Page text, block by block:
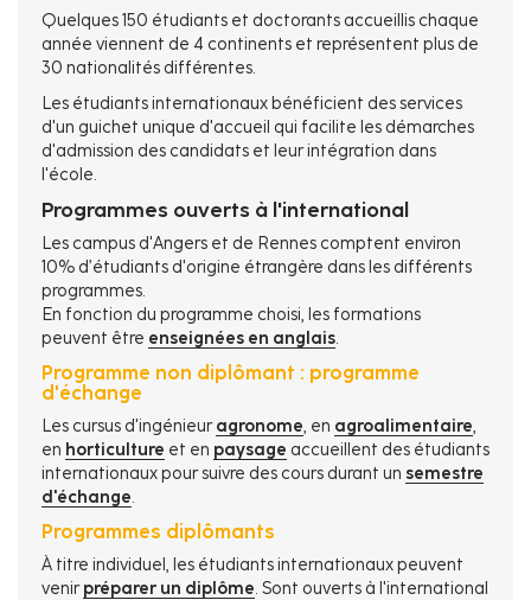
Quelques 150 étudiants et doctorants accueillis chaque
année viennent de 4 continents et représentent plus de
30 nationalités différentes.
Les étudiants internationaux bénéficient des services
d'un guichet unique d'accueil qui facilite les démarches
d'admission des candidats et leur intégration dans
l'école.
Programmes ouverts à l'international
Les campus d'Angers et de Rennes comptent environ
10% d’étudiants d'origine étrangère dans les différents
programmes.
En fonction du programme choisi, les formations
peuvent être enseignées en anglais.
Programme non diplômant : programme
d'échange
Les cursus d'ingénieuragronome, en agroalimentaire,
en horticulture et en paysage accueillent des étudiants
internationaux pour suivre des cours durant un semestre
d'échange.
Programmes diplômants
À titre individuel, les étudiants internationaux peuvent
venirpréparer un diplôme. Sont ouverts à l'international